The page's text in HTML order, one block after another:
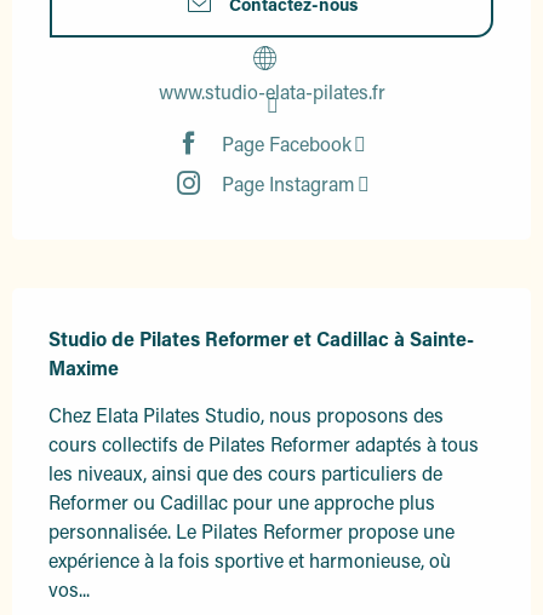
Contactez-nous
www.studio-elata-pilates.fr
Page Facebook
Page Instagram
Studio de Pilates Reformer et Cadillac à Sainte-
Maxime
Chez Elata Pilates Studio, nous proposons des
cours collectifs de Pilates Reformer adaptés à tous
les niveaux, ainsi que des cours particuliers de
Reformer ou Cadillac pour une approche plus
personnalisée. Le Pilates Reformer propose une
expérience à la fois sportive et harmonieuse, où
vos...